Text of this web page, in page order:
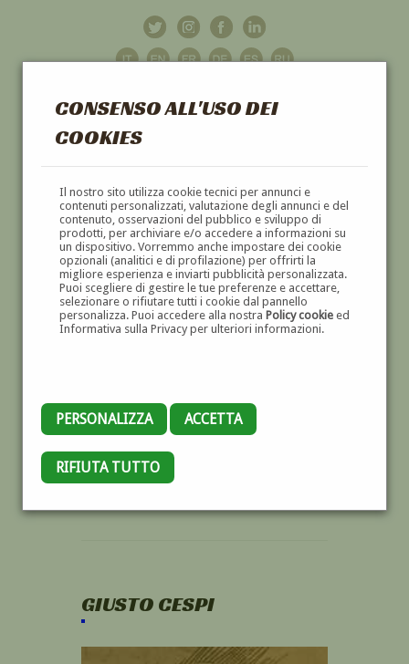
CONSENSO ALL'USO DEI
COOKIES
Il nostro sito utilizza cookie tecnici per annunci e
contenuti personalizzati, valutazione degli annunci e del
contenuto, osservazioni del pubblico e sviluppo di
prodotti, per archiviare e/o accedere a informazioni su
un dispositivo. Vorremmo anche impostare dei cookie
opzionali (analitici e di profilazione) per offrirti la
migliore esperienza e inviarti pubblicità personalizzata.
Puoi scegliere di gestire le tue preferenze e accettare,
selezionare o rifiutare tutti i cookie dal pannello
personalizza. Puoi accedere alla nostra Policy cookieed
Informativa sulla Privacy per ulteriori informazioni.
PERSONALIZZA ACCETTA
RIFIUTA TUTTO
GALLERIAD'ARTE
DIPINTI E SCULTURE '800 E '900
GIUSTO CESPI